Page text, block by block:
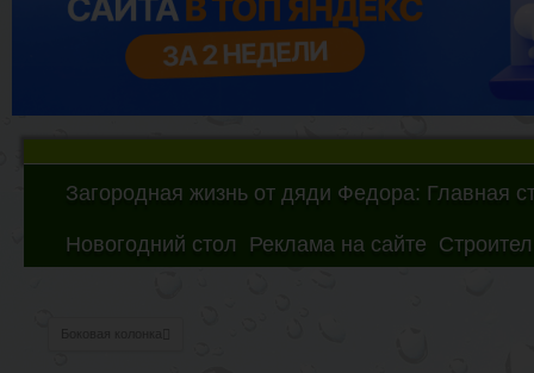
Загородная жизнь от дяди Федора: Главная
Новогодний стол Реклама на сайте